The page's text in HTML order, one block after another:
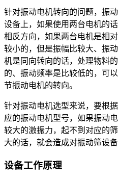
针对振动电机转向的问题，振
设备上，如果使用两台电机的
相反方向，如果两台电机是相
较小的，但是振幅比较大、振
机是同向转向的话，处理物料
的、振动频率是比较低的，可
节振动电机的转向。
针对振动电机选型来说，要根
应的振动电机型号，如果振动
较大的激振力，起不到对应的
大的话，就会造成对振动筛设备
设备工作原理